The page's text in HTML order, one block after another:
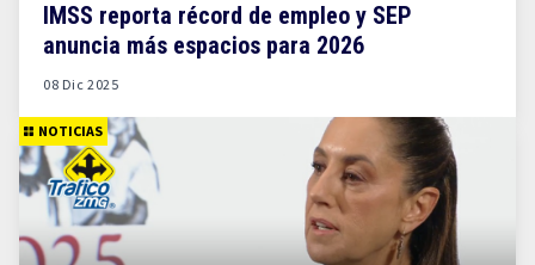
IMSS reporta récord de empleo y SEP
anuncia más espacios para 2026
08 Dic 2025
NOTICIAS